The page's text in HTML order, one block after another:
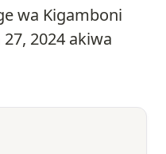
wa Kigamboni
2024 akiwa